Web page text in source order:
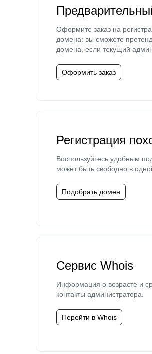
Оформите заказ на
домена: вы сможете
домена, если текущий
Оформить заказ
Регистрация
Воспользуйтесь удобным
может быть свободно в
Подобрать домен
Сервис Whois
Информация о возрасте и
контакты администратора.
Перейти в Whois